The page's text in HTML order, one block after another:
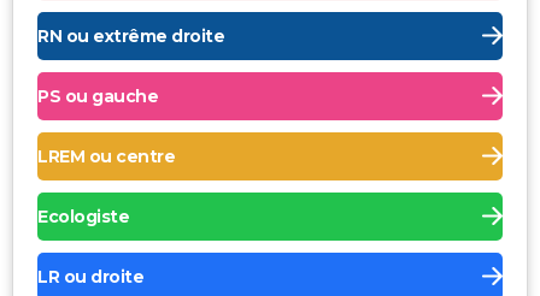
RN ou extrême droite
PS ou gauche
LREM ou centre
Ecologiste
LR ou droite